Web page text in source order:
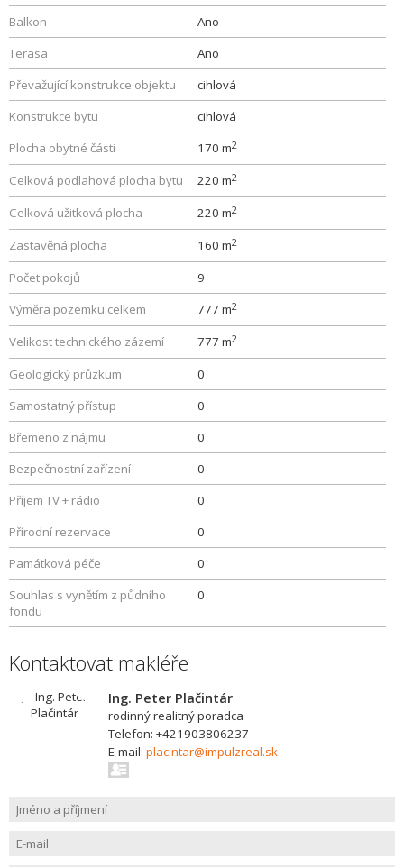
Balkon
Ano
Terasa
Ano
Převažující konstrukce objektu
cihlová
Konstrukce bytu
cihlová
Plocha obytné části
170 m2
Celková podlahová plocha bytu 220 m2
Celková užitková plocha 220 m2
Zastavěná plocha 160 m2
Počet pokojů
9
Výměra pozemku celkem
777 m2
Velikost technického zázemí 777 m2
Geologický průzkum
0
Samostatný přístup
0
Břemeno z nájmu
0
Bezpečnostní zařízení
0
Příjem TV + rádio
0
Přírodní rezervace
0
Památková péče
0
Souhlas s vynětím z půdního
fondu
0
Kontaktovat makléře
Ing. Peter Plačintár
rodinný realitný poradca
Telefon: +421903806237
E-mail: placintar@impulzreal.sk